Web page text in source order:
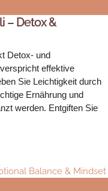
– Detox &
Detox- und
effektive
Sie Leichtigkeit durch
Ernährung und
werden. Entgiften Sie